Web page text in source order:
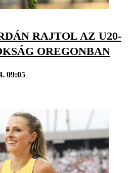
RAJTOL AZ U20-
OREGONBAN
09:05